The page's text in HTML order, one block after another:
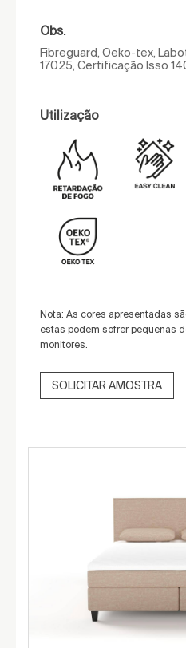
Obs.
Fibreguard, Oeko-tex,
17025, Certificação Isso
Utilização
Nota: As cores apresentadas
estas podem sofrer pequenas
monitores.
SOLICITAR AMOSTRA